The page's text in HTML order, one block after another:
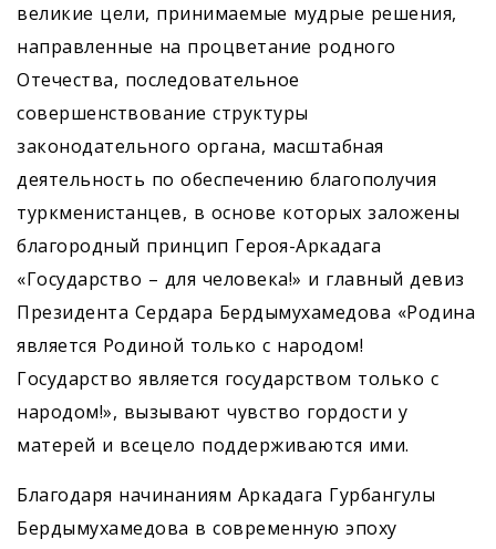
великие цели, принимаемые муд­рые решения,
направленные на процветание родного
Отечества, последовательное
совершенствование структуры
законодательного органа, масштабная
деятельность по обеспечению благополучия
туркменистанцев, в основе которых заложены
благородный принцип Героя-Аркадага
«Государство – для человека!» и главный девиз
Президента Сердара Бердымухамедова «Родина
является Родиной только с народом!
Государство является государством только с
народом!», вызывают чувство гордости у
матерей и всецело поддерживаются ими.
Благодаря начинаниям ­Аркадага Гурбангулы
Бердымухамедова в современную эпоху